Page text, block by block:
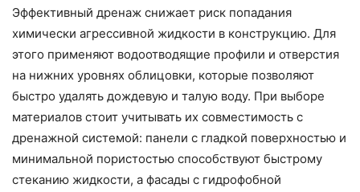
Эффективный дренаж снижает риск попадания
химически агрессивной жидкости в конструкцию. Для
этого применяют водоотводящие профили и отверстия
на нижних уровнях облицовки, которые позволяют
быстро удалять дождевую и талую воду. При выборе
материалов стоит учитывать их совместимость с
дренажной системой: панели с гладкой поверхностью и
минимальной пористостью способствуют быстрому
стеканию жидкости, а фасады с гидрофобной